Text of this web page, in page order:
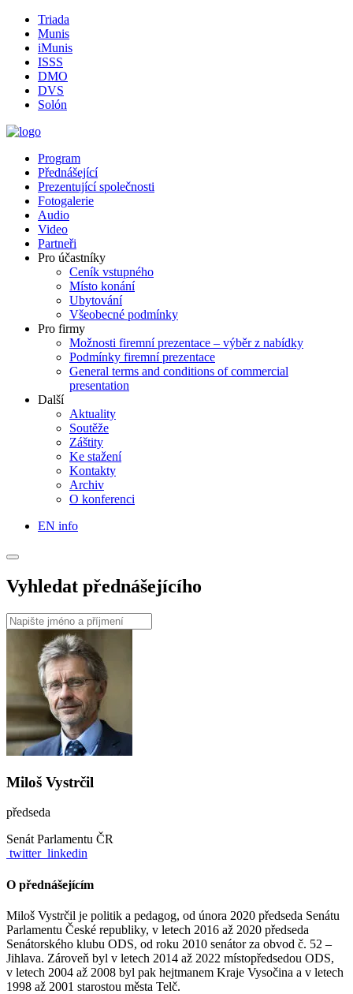
Triada
Munis
iMunis
ISSS
DMO
DVS
Solón
Program
Přednášející
Prezentující společnosti
Fotogalerie
Audio
Video
Partneři
Pro účastníky
Ceník vstupného
Místo konání
Ubytování
Všeobecné podmínky
Pro firmy
Možnosti firemní prezentace – výběr z nabídky
Podmínky firemní prezentace
General terms and conditions of commercial
presentation
Další
Aktuality
Soutěže
Záštity
Ke stažení
Kontakty
Archiv
O konferenci
EN info
Vyhledat přednášejícího
Miloš Vystrčil
předseda
Senát Parlamentu ČR
twitter linkedin
O přednášejícím
Miloš Vystrčil je politik a pedagog, od února 2020 předseda Senátu
Parlamentu České republiky, v letech 2016 až 2020 předseda
Senátorského klubu ODS, od roku 2010 senátor za obvod č. 52 –
Jihlava. Zároveň byl v letech 2014 až 2022 místopředsedou ODS,
v letech 2004 až 2008 byl pak hejtmanem Kraje Vysočina a v letech
1998 až 2001 starostou města Telč.